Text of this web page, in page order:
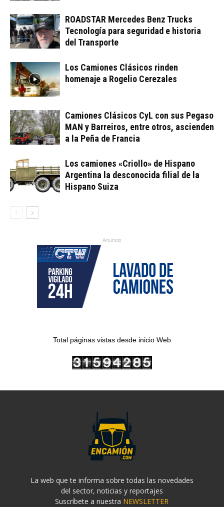
ROADSTAR Mercedes Benz Trucks
Tecnología para seguridad e historia
del Transporte
Los Camiones Clásicos rinden
homenaje a Rogelio Cerezales
Camiones Clásicos CyL con sus Pegaso
MAN y Barreiros, entre otros, ascienden
a la Peña de Francia
Los camiones «Criollo» de Hispano
Argentina la desconocida filial de la
Hispano Suiza
Anuncio
Total páginas vistas desde inicio Web
La web que te informa sobre todas las novedades
del sector, noticias y reportajes
Suscríbete a nuestra NEWSLETTER